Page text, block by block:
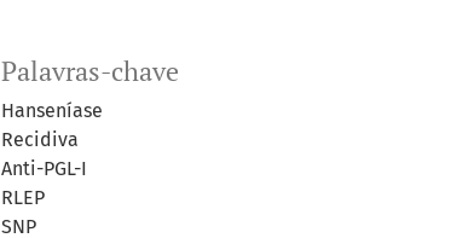
Palavras-chave
Hanseníase
Recidiva
Anti-PGL-I
RLEP
SNP